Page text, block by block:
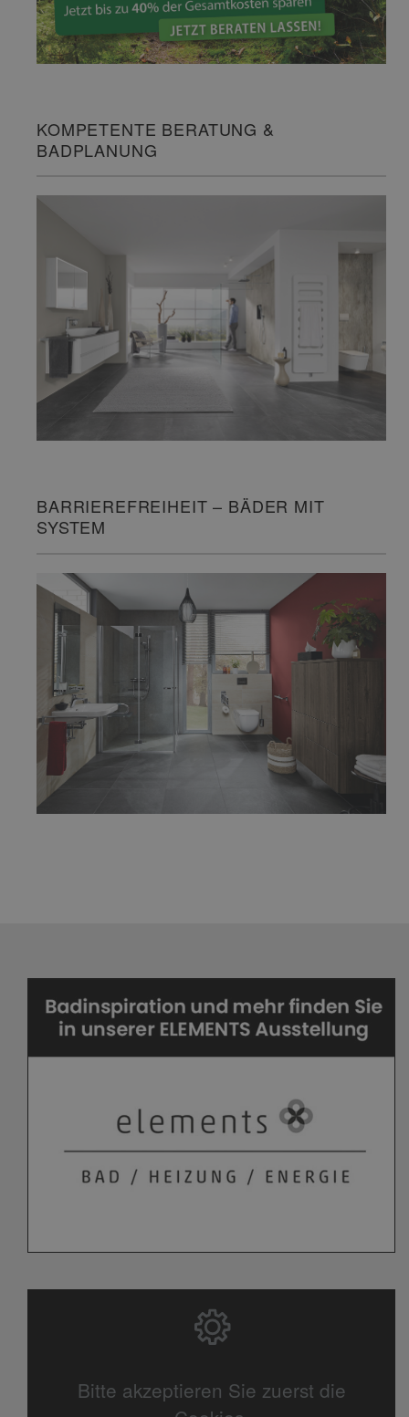
KOMPETENTE BERATUNG &
BADPLANUNG
BARRIEREFREIHEIT – BÄDER MIT
SYSTEM
Bitte akzeptieren Sie zuerst die